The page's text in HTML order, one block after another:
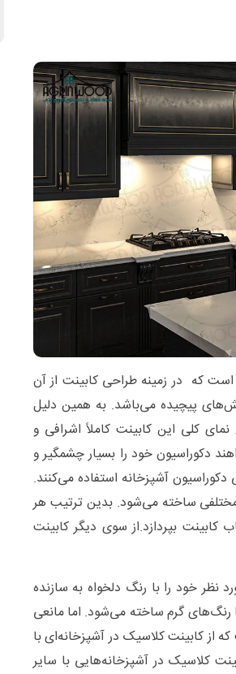
که در زمینه طراحی کابینت از آن
پیچیده می‌باشد. به همین دلیل
کلی این کابینت کاملاً اشرافی و
دکوراسیون خود را بسیار چشمگیر و
آشپزخانه استفاده می‌کنند.
ساخته می‌شود. بدین ترتیب هر
کابینت بپردازد.از سوی دیگر کابینت
خود را با رنگ دلخواه به سازنده
رنگ‌های گرم ساخته می‌شود. اما مانعی
از کابینت کلاسیک در آشپزخانه‌ای با
کلاسیک در آشپزخانه‌هایی با سایر